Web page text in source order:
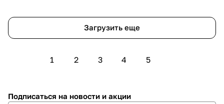
Загрузить еще
1 2 3 4 5
Подписаться на новости и акции